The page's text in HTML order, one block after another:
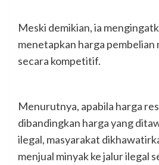
Meski demikian, ia
menetapkan harga pembelian
secara kompetitif.
Menurutnya, apabila harga
dibandingkan harga yang
ilegal, masyarakat
menjual minyak ke jalur ilegal